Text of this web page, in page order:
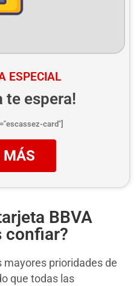
ESPECIAL
te espera!
card"]
MÁS
BBVA
confiar?
mayores prioridades de
que todas las